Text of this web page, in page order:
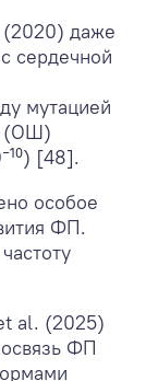
(2020) даже
сердечной
мутацией
(ОШ)
[48].
особое
ФП.
al. (2025)
ФП